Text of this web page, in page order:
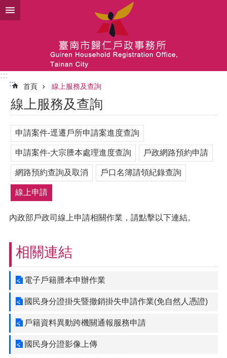
跳到主要內容區塊
:::
:::
首頁 線上服務及查詢
線上服務及查詢
申請案件-逕遷戶所申請案進度查詢
申請案件-大宗謄本處理進度查詢 戶政網路預約申請
網路預約查詢及取消 戶口名簿請領紀錄查詢
線上申請
內政部戶政司線上申請相關作業，請點擊以下連結。
相關連結
電子戶籍謄本申辦作業
國民身分證掛失暨撤銷掛失申請作業(免自然人憑證)
戶籍資料異動跨機關通報服務申請
國民身分證影像上傳